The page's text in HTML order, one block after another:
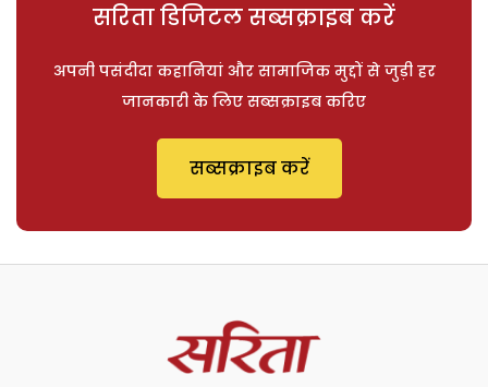
सरिता डिजिटल सब्सक्राइब करें
अपनी पसंदीदा कहानियां और सामाजिक मुद्दों से जुड़ी हर
जानकारी के लिए सब्सक्राइब करिए
सब्सक्राइब करें